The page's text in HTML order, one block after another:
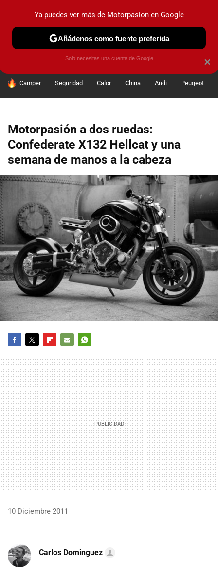
PRUEBAS COCHES ELÉCTRICOS OBSERVATORIO
HOY SE HABLA DE
Camper Seguridad Calor China Audi Peugeot
Motorpasión a dos ruedas:
Confederate X132 Hellcat y una
semana de manos a la cabeza
MAIL
10 Diciembre 2011
Carlos Dominguez
×
Ya puedes ver más de Motorpasion en Google
Añádenos como fuente preferida
Solo necesitas una cuenta de Google